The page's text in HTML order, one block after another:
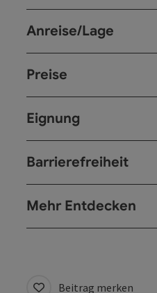
Anreise/Lage
Preise
Eignung
Barrierefreiheit
Mehr Entdecken
Beitrag merken